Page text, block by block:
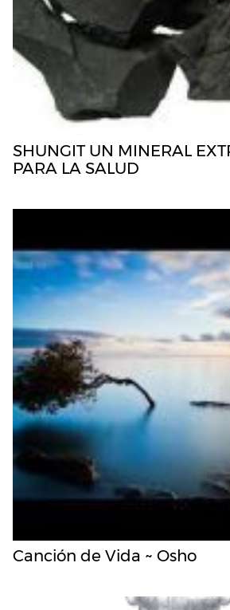
SHUNGIT UN MINERAL
PARA LA SALUD
Canción de Vida ~ Osho